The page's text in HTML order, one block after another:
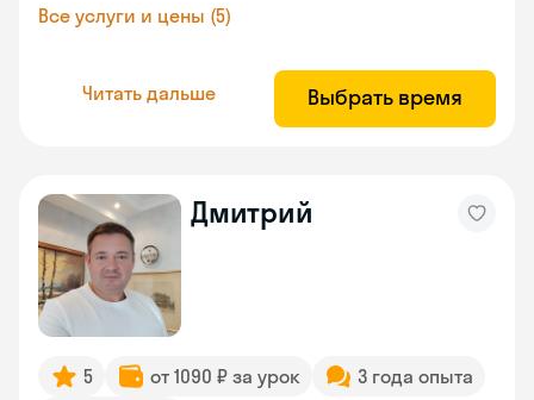
Все услуги и цены (5)
Читать дальше Выбрать время
Дмитрий
5 от 1090 ₽ за урок
3 года опыта